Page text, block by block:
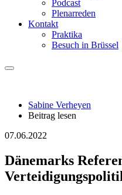
Podcast
Plenarreden
Kontakt
Praktika
Besuch in Brüssel
Sabine Verheyen
Beitrag lesen
07.06.2022
Dänemarks